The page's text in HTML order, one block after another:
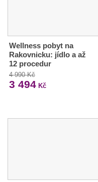
Wellness pobyt na
Rakovnicku: jídlo a až
12 procedur
4 990 Kč
3 494 Kč